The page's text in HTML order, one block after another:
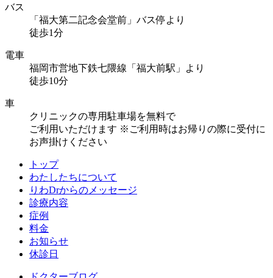
バス
「福大第二記念会堂前」バス停より
徒歩1分
電車
福岡市営地下鉄七隈線「福大前駅」より
徒歩10分
車
クリニックの専用駐車場を無料で
ご利用いただけます ※ご利用時はお帰りの際に受付に
お声掛けください
トップ
わたしたちについて
りわDrからのメッセージ
診療内容
症例
料金
お知らせ
休診日